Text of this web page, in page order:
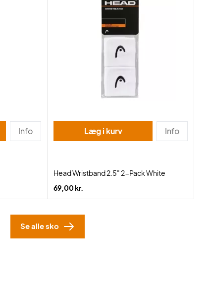
Info Læg i kurv Info
Head Wristband 2.5" 2-Pack White
69,00 kr.
Se alle sko